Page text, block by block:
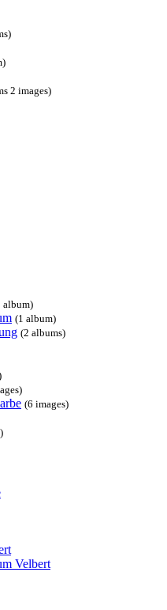
2 images)
album)
(1 album)
(2 albums)
(6 images)
Velbert